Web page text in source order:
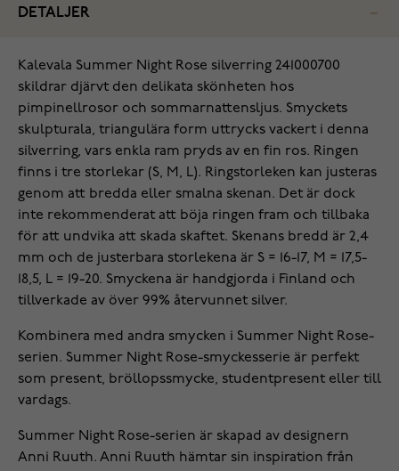
DETALJER
Kalevala Summer Night Rose silverring 241000700
skildrar djärvt den delikata skönheten hos
pimpinellrosor och sommarnattensljus. Smyckets
skulpturala, triangulära form uttrycks vackert i denna
silverring, vars enkla ram pryds av en fin ros. Ringen
finns i tre storlekar (S, M, L). Ringstorleken kan justeras
genom att bredda eller smalna skenan. Det är dock
inte rekommenderat att böja ringen fram och tillbaka
för att undvika att skada skaftet. Skenans bredd är 2,4
mm och de justerbara storlekena är S = 16-17, M = 17,5-
18,5, L = 19-20. Smyckena är handgjorda i Finland och
tillverkade av över 99% återvunnet silver.
Kombinera med andra smycken i Summer Night Rose-
serien. Summer Night Rose-smyckesserie är perfekt
som present, bröllopssmycke, studentpresent eller till
vardags.
Summer Night Rose-serien är skapad av designern
Anni Ruuth. Anni Ruuth hämtar sin inspiration från